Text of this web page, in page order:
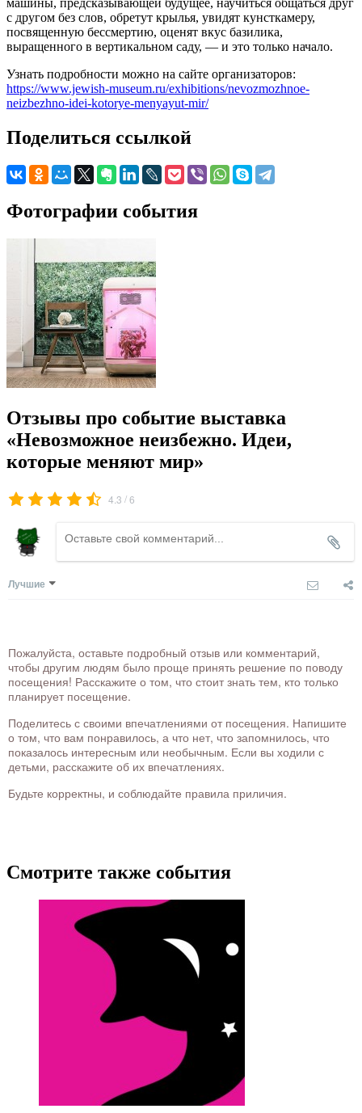
машины, предсказывающей будущее, научиться общаться друг
с другом без слов, обретут крылья, увидят кунсткамеру,
посвященную бессмертию, оценят вкус базилика,
выращенного в вертикальном саду, — и это только начало.
Узнать подробности можно на сайте организаторов:
https://www.jewish-museum.ru/exhibitions/nevozmozhnoe-
neizbezhno-idei-kotorye-menyayut-mir/
Поделиться ссылкой
Фотографии события
Отзывы про событие выставка
«Невозможное неизбежно. Идеи,
которые меняют мир»
4.3 /6
Лучшие
Пожалуйста, оставьте подробный отзыв или комментарий,
чтобы другим людям было проще принять решение по поводу
посещения! Расскажите о том, что стоит знать тем, кто только
планирует посещение.
Поделитесь с своими впечатлениями от посещения. Напишите
о том, что вам понравилось, а что нет, что запомнилось, что
показалось интересным или необычным. Если вы ходили с
детьми, расскажите об их впечатлениях.
Будьте корректны, и соблюдайте правила приличия.
Смотрите также события